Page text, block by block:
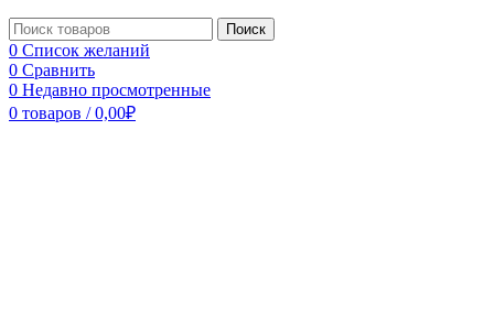
Поиск
0 Список желаний
0 Сравнить
0 Недавно просмотренные
0 товаров / 0,00₽